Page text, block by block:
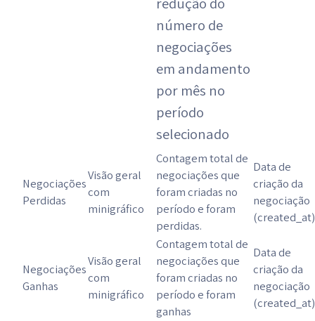
número de
negociações
em andamento
por mês no
período
selecionado
Negociações
Perdidas
Visão geral
com
minigráfico
Contagem total de
negociações que
foram criadas no
período e foram
perdidas.
Data de
criação da
negociação
(created_at)
Negociações
Ganhas
Visão geral
com
minigráfico
Contagem total de
negociações que
foram criadas no
período e foram
ganhas
Data de
criação da
negociação
(created_at)